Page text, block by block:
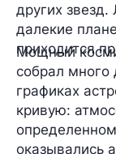
других
далекие
приходится
Мощный
собрал много
графиках
кривую:
оказывались